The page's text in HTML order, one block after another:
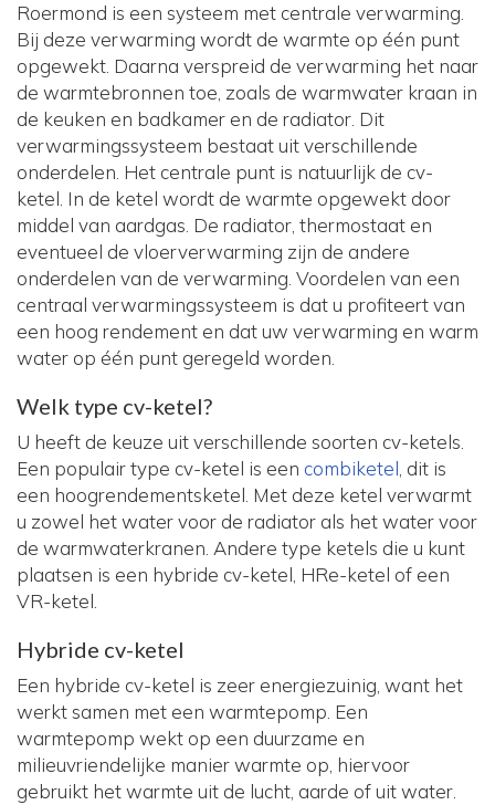
Roermond is een systeem met centrale verwarming.
Bij deze verwarming wordt de warmte op één punt
opgewekt. Daarna verspreid de verwarming het naar
de warmtebronnen toe, zoals de warmwater kraan in
de keuken en badkamer en de radiator. Dit
verwarmingssysteem bestaat uit verschillende
onderdelen. Het centrale punt is natuurlijk de cv-
ketel. In de ketel wordt de warmte opgewekt door
middel van aardgas. De radiator, thermostaat en
eventueel de vloerverwarming zijn de andere
onderdelen van de verwarming. Voordelen van een
centraal verwarmingssysteem is dat u profiteert van
een hoog rendement en dat uw verwarming en warm
water op één punt geregeld worden.
Welk type cv-ketel?
U heeft de keuze uit verschillende soorten cv-ketels.
Een populair type cv-ketel is een combiketel , dit is
een hoogrendementsketel. Met deze ketel verwarmt
u zowel het water voor de radiator als het water voor
de warmwaterkranen. Andere type ketels die u kunt
plaatsen is een hybride cv-ketel, HRe-ketel of een
VR-ketel.
Hybride cv-ketel
Een hybride cv-ketel is zeer energiezuinig, want het
werkt samen met een warmtepomp. Een
warmtepomp wekt op een duurzame en
milieuvriendelijke manier warmte op, hiervoor
gebruikt het warmte uit de lucht, aarde of uit water.